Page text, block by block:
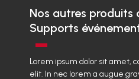
Nos autres produits
Supports
Lorem ipsum dolor sit amet,
elit. In nec lorem a augue